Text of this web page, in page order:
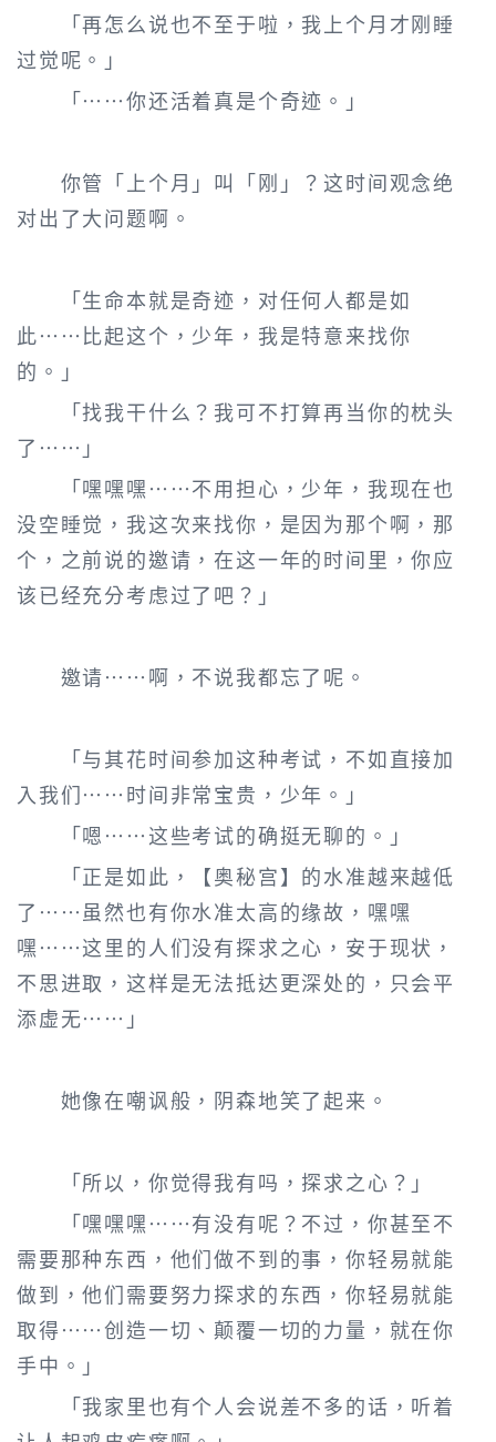
「再怎么说也不至于啦，我上个月才刚睡
过觉呢。」
「……你还活着真是个奇迹。」
你管「上个月」叫「刚」？这时间观念绝
对出了大问题啊。
「生命本就是奇迹，对任何人都是如
此……比起这个，少年，我是特意来找你
的。」
「找我干什么？我可不打算再当你的枕头
了……」
「嘿嘿嘿……不用担心，少年，我现在也
没空睡觉，我这次来找你，是因为那个啊，那
个，之前说的邀请，在这一年的时间里，你应
该已经充分考虑过了吧？」
邀请……啊，不说我都忘了呢。
「与其花时间参加这种考试，不如直接加
入我们……时间非常宝贵，少年。」
「嗯……这些考试的确挺无聊的。」
「正是如此，【奥秘宫】的水准越来越低
了……虽然也有你水准太高的缘故，嘿嘿
嘿……这里的人们没有探求之心，安于现状，
不思进取，这样是无法抵达更深处的，只会平
添虚无……」
她像在嘲讽般，阴森地笑了起来。
「所以，你觉得我有吗，探求之心？」
「嘿嘿嘿……有没有呢？不过，你甚至不
需要那种东西，他们做不到的事，你轻易就能
做到，他们需要努力探求的东西，你轻易就能
取得……创造一切、颠覆一切的力量，就在你
手中。」
「我家里也有个人会说差不多的话，听着